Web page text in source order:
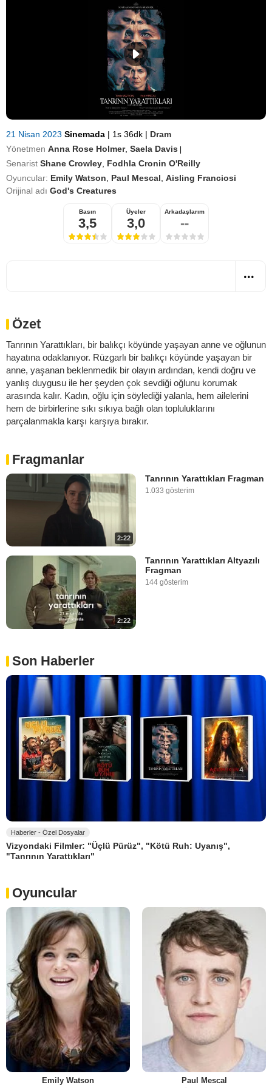
21 Nisan 2023 Sinemada | 1s 36dk | Dram
Yönetmen Anna Rose Holmer, Saela Davis
Senarist Shane Crowley Fodhla Cronin O'Reilly
Oyuncular: Emily Watson Paul Mescal Aisling Franciosi
Orijinal adı God's Creatures
Basın
3,5
Üyeler
3,0
Arkadaşlarım
--
Özet
Tanrının Yarattıkları, bir balıkçı köyünde yaşayan anne ve oğlunun
hayatına odaklanıyor. Rüzgarlı bir balıkçı köyünde yaşayan bir
anne, yaşanan beklenmedik bir olayın ardından, kendi doğru ve
yanlış duygusu ile her şeyden çok sevdiği oğlunu korumak
arasında kalır. Kadın, oğlu için söylediği yalanla, hem ailelerini
hem de birbirlerine sıkı sıkıya bağlı olan topluluklarını
parçalanmakla karşı karşıya bırakır.
Fragmanlar
2:22
Tanrının Yarattıkları Fragman
1.033 gösterim
2:22
Tanrının Yarattıkları Altyazılı
Fragman
144 gösterim
Son Haberler
Haberler - Özel Dosyalar
Vizyondaki Filmler: "Üçlü Pürüz", "Kötü Ruh: Uyanış",
"Tanrının Yarattıkları"
Oyuncular
Emily Watson Paul Mescal